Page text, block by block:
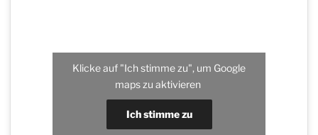
Klicke auf "Ich stimme zu", um Google
maps zu aktivieren
Ich stimme zu